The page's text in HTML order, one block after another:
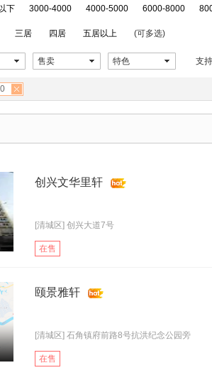
下 3000-4000 4000-5000 6000-8000
三居 四居 五居以上 (可多选)
售卖 特色 支
创兴文华里轩
[清城区] 创兴大道7号
在售
颐景雅轩
[清城区] 石角镇府前路8号抗洪纪念公园旁
在售